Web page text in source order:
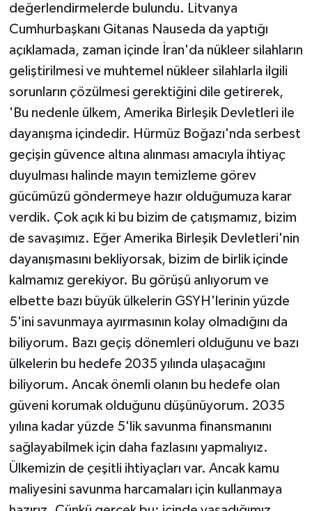
değerlendirmelerde bulundu. Litvanya
Cumhurbaşkanı Gitanas Nauseda da yaptığı
açıklamada, zaman içinde İran'da nükleer silahların
geliştirilmesi ve muhtemel nükleer silahlarla ilgili
sorunların çözülmesi gerektiğini dile getirerek,
'Bu nedenle ülkem, Amerika Birleşik Devletleri ile
dayanışma içindedir. Hürmüz Boğazı'nda serbest
geçişin güvence altına alınması amacıyla ihtiyaç
duyulması halinde mayın temizleme görev
gücümüzü göndermeye hazır olduğumuza karar
verdik. Çok açık ki bu bizim de çatışmamız, bizim
de savaşımız. Eğer Amerika Birleşik Devletleri'nin
dayanışmasını bekliyorsak, bizim de birlik içinde
kalmamız gerekiyor. Bu görüşü anlıyorum ve
elbette bazı büyük ülkelerin GSYH'lerinin yüzde
5'ini savunmaya ayırmasının kolay olmadığını da
biliyorum. Bazı geçiş dönemleri olduğunu ve bazı
ülkelerin bu hedefe 2035 yılında ulaşacağını
biliyorum. Ancak önemli olanın bu hedefe olan
güveni korumak olduğunu düşünüyorum. 2035
yılına kadar yüzde 5'lik savunma finansmanını
sağlayabilmek için daha fazlasını yapmalıyız.
Ülkemizin de çeşitli ihtiyaçları var. Ancak kamu
maliyesini savunma harcamaları için kullanmaya